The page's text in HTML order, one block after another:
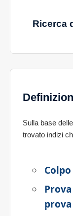
Ricerca
Sulla base
trovato indizi
prova